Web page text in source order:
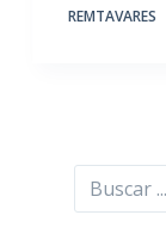
REMTAVARES
Buscar